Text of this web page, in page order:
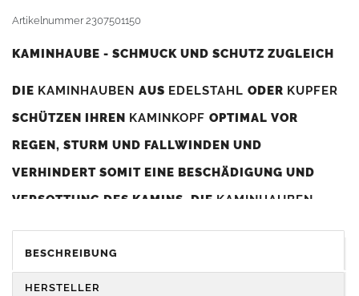
Artikelnummer2307501150
KAMINHAUBE - SCHMUCK UND SCHUTZ ZUGLEICH
DIE KAMINHAUBEN AUS EDELSTAHL ODER KUPFER
SCHÜTZEN IHREN KAMINKOPF OPTIMAL VOR
REGEN, STURM UND FALLWINDEN UND
VERHINDERT SOMIT EINE BESCHÄDIGUNG UND
VERSOTTUNG DES KAMINS. DIE KAMINHAUBEN
DIENEN GLEICHZEITIG ALS GESTALTERISCHES
ELEMENT ZUR VERSCHÖNERUNG DES BAUWERKS.
BESCHREIBUNG
HERSTELLER